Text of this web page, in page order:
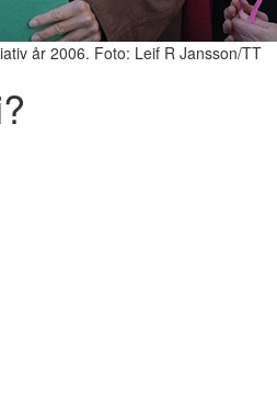
år 2006. Foto: Leif R Jansson/TT